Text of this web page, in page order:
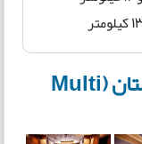
تصاویر هتل مولتی گرند ارمنستان (Multi